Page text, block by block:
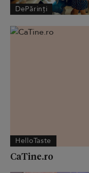
DePărinți
HelloTaste
CaTine.ro